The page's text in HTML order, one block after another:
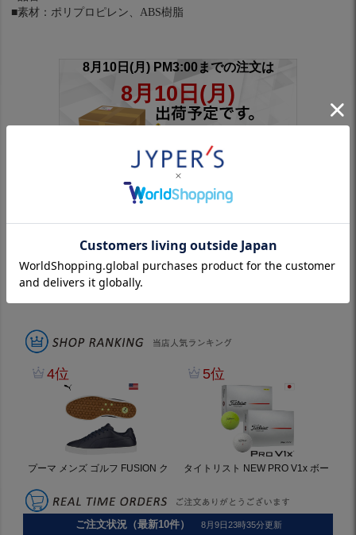
■素材：ポリプロピレン、ABS樹脂
※スリーブ付きシャフトは対象外